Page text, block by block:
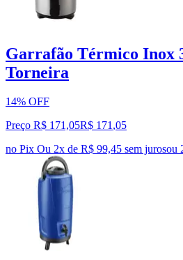
Garrafão Térmico Inox
Torneira
14% OFF
Preço R$ 171,05R$ 171,05
no Pix Ou 2x de R$ 99,45 sem jurosou